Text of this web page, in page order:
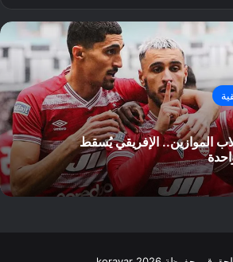
الموازين.. الإفريقي يُسقط